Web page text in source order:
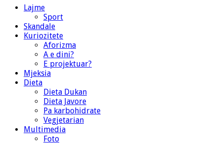
Lajme
Sport
Skandale
Kuriozitete
Aforizma
A e dini?
E projektuar?
Mjeksia
Dieta
Dieta Dukan
Dieta Javore
Pa karbohidrate
Vegjetarian
Multimedia
Foto